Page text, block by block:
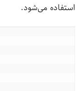
استفاده می‌شود.